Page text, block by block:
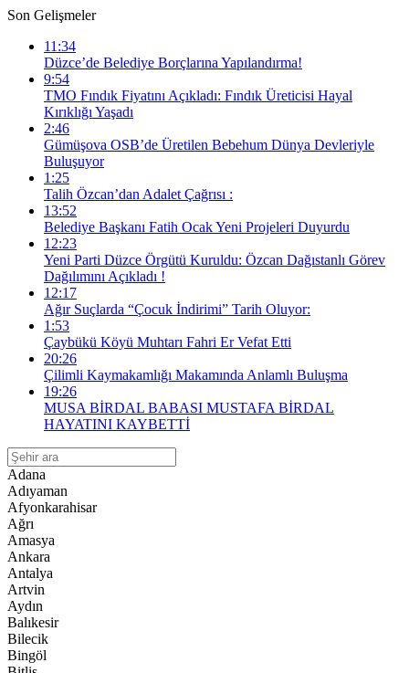
Son Gelişmeler
11:34
Düzce’de Belediye Borçlarına Yapılandırma!
9:54
TMO Fındık Fiyatını Açıkladı: Fındık Üreticisi Hayal
Kırıklığı Yaşadı
2:46
Gümüşova OSB’de Üretilen Bebehum Dünya Devleriyle
Buluşuyor
1:25
Talih Özcan’dan Adalet Çağrısı :
13:52
Belediye Başkanı Fatih Ocak Yeni Projeleri Duyurdu
12:23
Yeni Parti Düzce Örgütü Kuruldu: Özcan Dağıstanlı Görev
Dağılımını Açıkladı !
12:17
Ağır Suçlarda “Çocuk İndirimi” Tarih Oluyor:
1:53
Çaybükü Köyü Muhtarı Fahri Er Vefat Etti
20:26
Çilimli Kaymakamlığı Makamında Anlamlı Buluşma
19:26
MUSA BİRDAL BABASI MUSTAFA BİRDAL
HAYATINI KAYBETTİ
Adana
Adıyaman
Afyonkarahisar
Ağrı
Amasya
Ankara
Antalya
Artvin
Aydın
Balıkesir
Bilecik
Bingöl